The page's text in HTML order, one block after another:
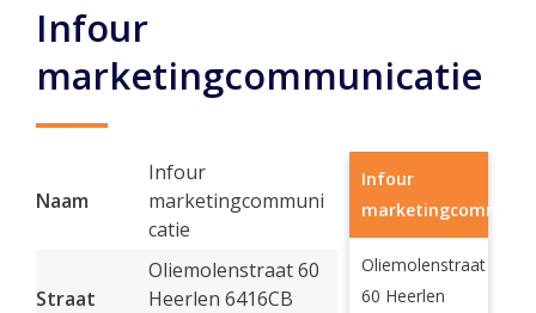
Infour
marketingcommunicatie
Naam
Infour
marketingcommuni
catie
Straat
Oliemolenstraat 60
Heerlen 6416CB
Infour
Oliemolenstraat
60 Heerlen